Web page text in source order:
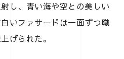
し、青い海や空との美しい
いファサードは一面ずつ職
げられた。